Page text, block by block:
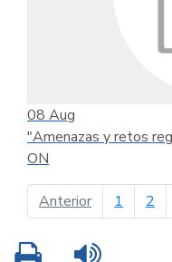
08 Aug
"Amenazas y retos
ON
Anteriorpágina
1 2
Imprimir